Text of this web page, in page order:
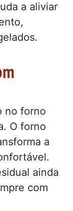
a aliviar
no forno
O forno
a
ainda
com